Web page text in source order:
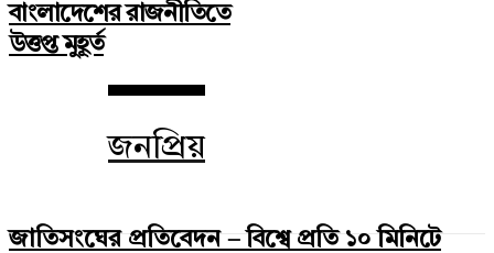
বাংলাদেশের রাজনীতিতে
উত্তপ্ত মুহূর্ত
জনপ্রিয়
জাতিসংঘের প্রতিবেদন – বিশ্বে প্রতি ১০ মিনিটে